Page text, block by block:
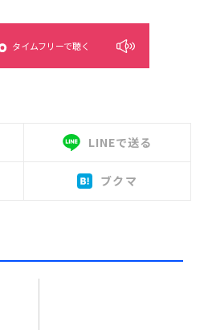
タイムフリーで聴く
LINEで送る
ブクマ